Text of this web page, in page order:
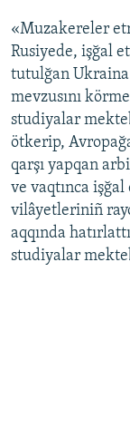
«Muzakereler
Rusiyede, işğal
tutulğan Ukraina
mevzusını
studiyalar
ötkerip,
qarşı yapqan
ve vaqtınca
vilâyetleriniñ
aqqında
studiyalar